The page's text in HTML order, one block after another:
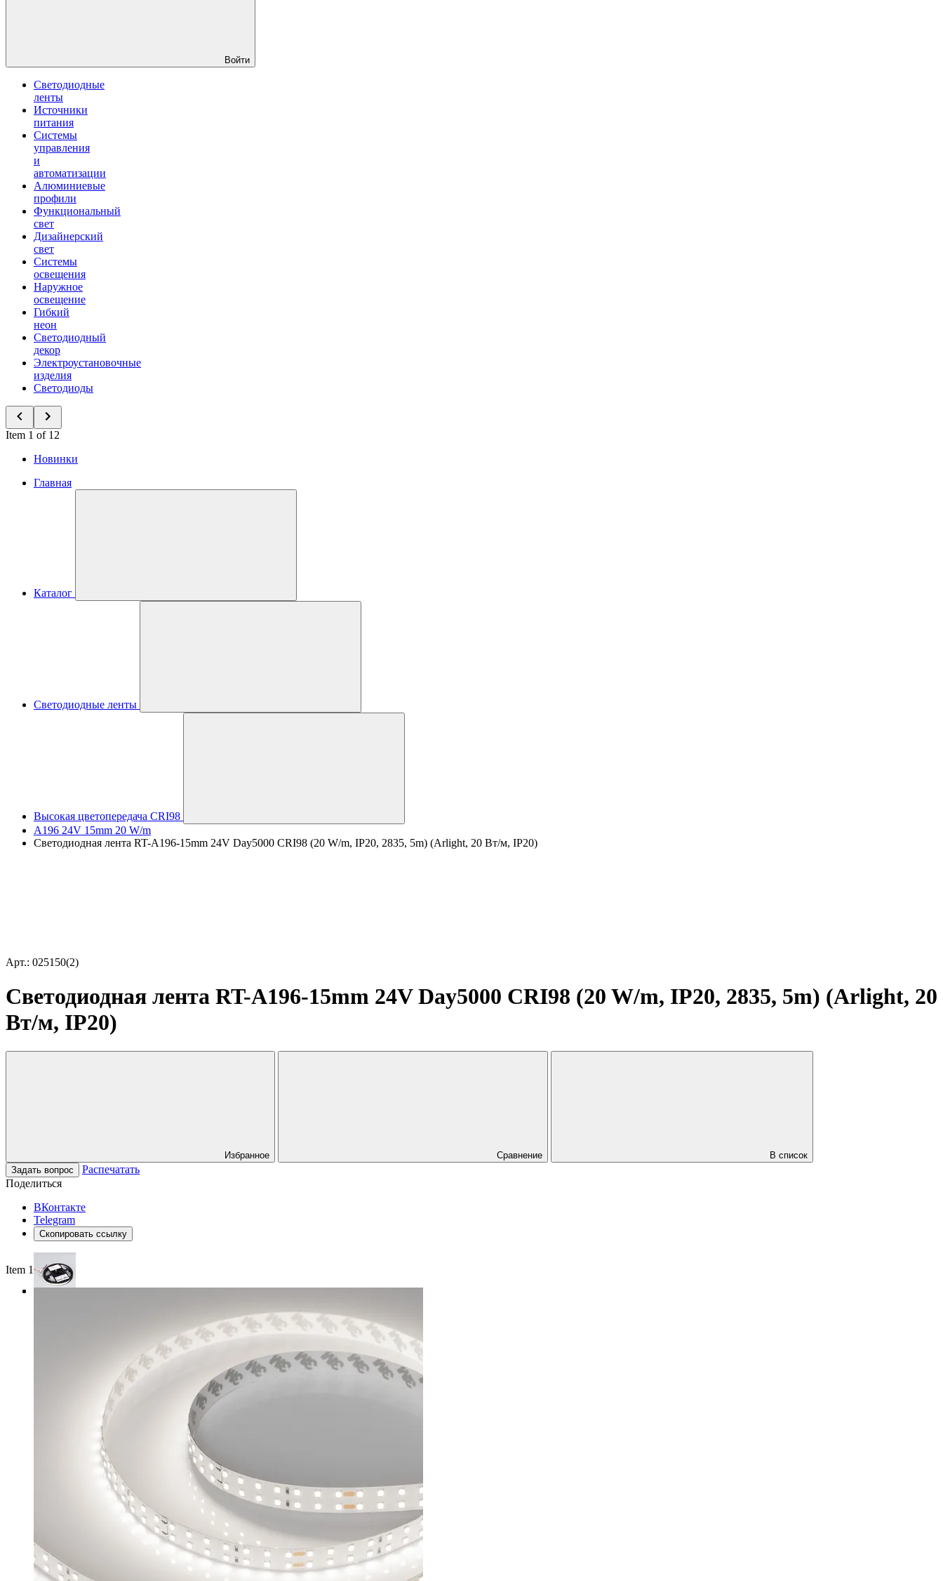
Войти
Светодиодные
ленты
Источники
питания
Системы
управления
и
автоматизации
Алюминиевые
профили
Функциональный
свет
Дизайнерский
свет
Системы
освещения
Наружное
освещение
Гибкий
неон
Светодиодный
декор
Электроустановочные
изделия
Светодиоды
Item 1 of 12
Новинки
Главная
Каталог
Светодиодные ленты
Высокая цветопередача CRI98
A196 24V 15mm 20 W/m
Светодиодная лента RT-A196-15mm 24V Day5000 CRI98 (20 W/m, IP20, 2835, 5m) (Arlight, 20 Вт/м, IP20)
Арт.: 025150(2)
Светодиодная лента RT-A196-15mm 24V Day5000 CRI98 (20 W/m, IP20, 2835, 5m) (Arlight, 20
Вт/м, IP20)
Избранное Сравнение
В список
Задать вопрос
Распечатать
Поделиться
ВКонтакте
Telegram
Скопировать ссылку
Item 1 of 3